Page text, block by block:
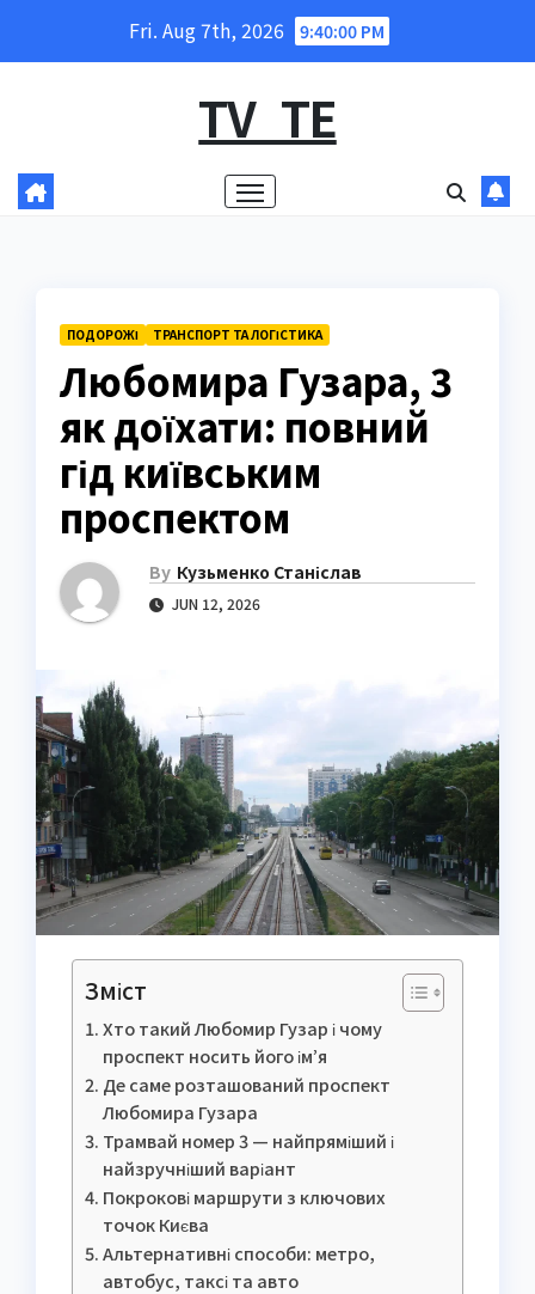
Fri. Aug 7th, 2026 9:40:01 PM
TV_TE
ПОДОРОЖІ ТРАНСПОРТ ТА ЛОГІСТИКА
Любомира Гузара, 3
як доїхати: повний
гід київським
проспектом
By Кузьменко Станіслав
JUN 12, 2026
Зміст
Хто такий Любомир Гузар і чому
проспект носить його ім’я
Де саме розташований проспект
Любомира Гузара
Трамвай номер 3 — найпряміший і
найзручніший варіант
Покрокові маршрути з ключових
точок Києва
Альтернативні способи: метро,
автобус, таксі та авто